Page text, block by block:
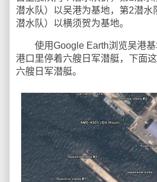
潜水队）以吴港为基地，第2潜水
潜水队）以横须贺为基地。
使用Google Earth浏览吴港基
港口里停着六艘日军潜艇，下面
六艘日军潜艇。